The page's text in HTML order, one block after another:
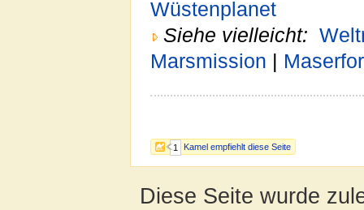
1 Kamel empfiehlt diese Seite
Wüstenplanet
Siehe vielleicht:
Marsmission
Diese Seite wurde